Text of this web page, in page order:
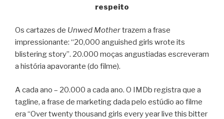
respeito
Os cartazes de Unwed Mothertrazem a frase
impressionante: “20,000 anguished girls wrote its
blistering story”. 20.000 moças angustiadas escreveram
a história apavorante (do filme).
A cada ano – 20.000 a cada ano. O IMDb registra que a
tagline, a frase de marketing dada pelo estúdio ao filme
era “Over twenty thousand girls every year live this bitter